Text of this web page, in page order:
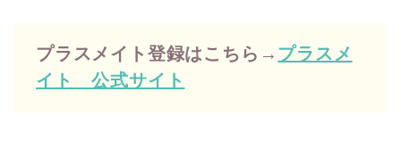
プラスメイト登録はこちら→ プラスメ
イト 公式サイト